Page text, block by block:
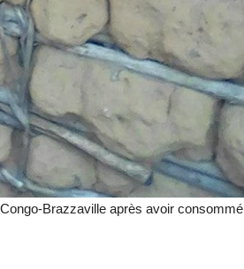
Brazzaville après avoir consommé